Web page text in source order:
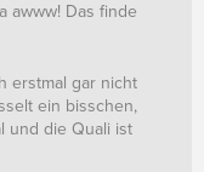
awww! Das finde
erstmal gar nicht
ein bisschen,
und die Quali ist